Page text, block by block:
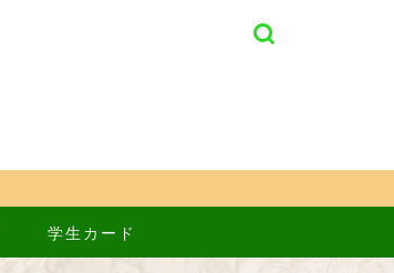
学生カード